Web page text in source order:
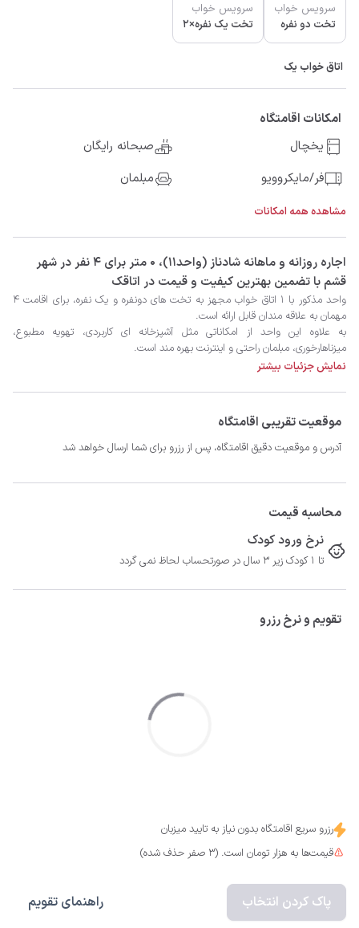
سرویس خواب
تخت دو نفره
سرویس خواب
تخت یک نفره×2
اتاق خواب یک
امکانات اقامتگاه
یخچال
صبحانه رایگان
فر/مایکروویو
مبلمان
مشاهده همه امکانات
‫‫اجاره روزانه و ماهانه شادناز (واحد11)، 0 متر برای 4 نفر در شهر
قشم با تضمین بهترین کیفیت و قیمت در اتاقک
امیدواریم اقامتی رضایت بخش را تجربه کنید و از جذابیت های قشم لذت ببرید.
نمایش جزئیات بیشتر
موقعیت تقریبی اقامتگاه
آدرس و موقعیت دقیق اقامتگاه، پس از رزرو برای شما ارسال خواهد شد
محاسبه قیمت
نرخ ورود کودک
تا 1 کودک زیر 3 سال در صورتحساب لحاظ نمی گردد
تقویم و نرخ رزرو
رزرو سریع اقامتگاه بدون نیاز به تایید میزبان
قیمت‌ها به هزار تومان است. (3 صفر حذف شده)
پاک کردن انتخاب راهنمای تقویم